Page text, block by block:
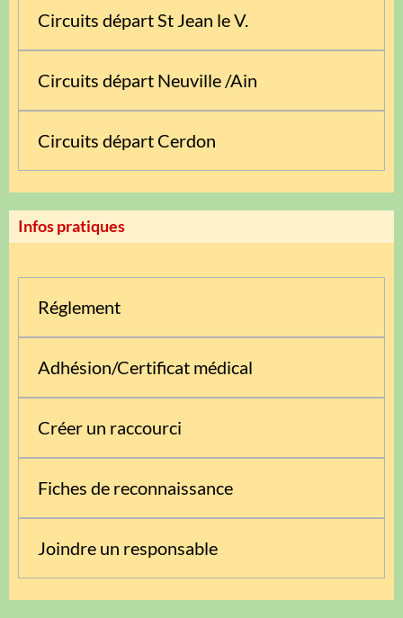
Circuits départ St Jean le V.
Circuits départ Neuville /Ain
Circuits départ Cerdon
Infos pratiques
Réglement
Adhésion/Certificat médical
Créer un raccourci
Fiches de reconnaissance
Joindre un responsable